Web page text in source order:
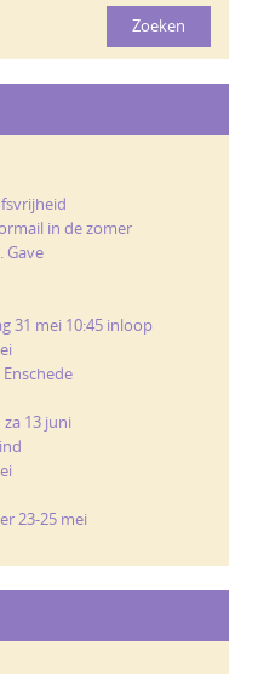
in de zomer
Gave
31 mei 10:45 inloop
13 juni
23-25 mei